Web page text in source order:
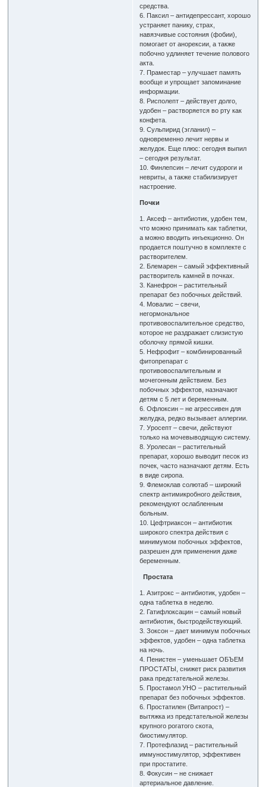
средства.
6. Паксил – антидепрессант, хорошо
устраняет панику, страх,
навязчивые состояния (фобии),
помогает от анорексии, а также
побочно удлиняет течение полового
акта.
7. Праместар – улучшает память
вообще и упрощает запоминание
информации.
8. Рисполепт – действует долго,
удобен – растворяется во рту как
конфета.
9. Сульпирид (эгланил) –
одновременно лечит нервы и
желудок. Еще плюс: сегодня выпил
– сегодня результат.
10. Финлепсин – лечит судороги и
невриты, а также стабилизирует
настроение.
Почки
1. Аксеф – антибиотик, удобен тем,
что можно принимать как таблетки,
а можно вводить инъекционно. Он
продается поштучно в комплекте с
растворителем.
2. Блемарен – самый эффективный
растворитель камней в почках.
3. Канефрон – растительный
препарат без побочных действий.
4. Мовалис – свечи,
негормональное
противовоспалительное средство,
которое не раздражает слизистую
оболочку прямой кишки.
5. Нефрофит – комбинированный
фитопрепарат с
противовоспалительным и
мочегонным действием. Без
побочных эффектов, назначают
детям с 5 лет и беременным.
6. Офлоксин – не агрессивен для
желудка, редко вызывает аллергии.
7. Уросепт – свечи, действуют
только на мочевыводящую систему.
8. Уролесан – растительный
препарат, хорошо выводит песок из
почек, часто назначают детям. Есть
в виде сиропа.
9. Флемоклав солютаб – широкий
спектр антимикробного действия,
рекомендуют ослабленным
больным.
10. Цефтриаксон – антибиотик
широкого спектра действия с
минимумом побочных эффектов,
разрешен для применения даже
беременным.
Простата
1. Азитрокс – антибиотик, удобен –
одна таблетка в неделю.
2. Гатифлоксацин – самый новый
антибиотик, быстродействующий.
3. Зоксон – дает минимум побочных
эффектов, удобен – одна таблетка
на ночь.
4. Пенистен – уменьшает ОБЪЕМ
ПРОСТАТЫ, снижет риск развития
рака предстательной железы.
5. Простамол УНО – растительный
препарат без побочных эффектов.
6. Простатилен (Витапрост) –
вытяжка из предстательной железы
крупного рогатого скота,
биостимулятор.
7. Протефлазид – растительный
иммуностимулятор, эффективен
при простатите.
8. Фокусин – не снижает
артериальное давление.